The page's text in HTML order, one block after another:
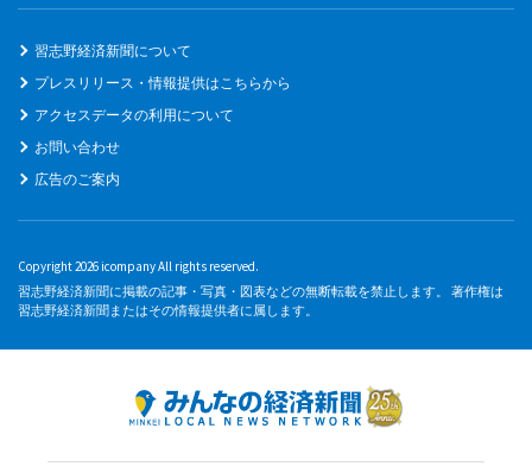
習志野経済新聞について
プレスリリース・情報提供はこちらから
アクセスデータの利用について
お問い合わせ
広告のご案内
Copyright 2026 icompany All rights reserved.
習志野経済新聞に掲載の記事・写真・図表などの無断転載を禁止します。 著作権は
習志野経済新聞またはその情報提供者に属します。